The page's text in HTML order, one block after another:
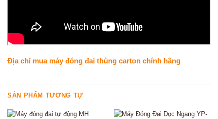
Địa chỉ mua máy đóng đai thùng carton chính hãng
SẢN PHẨM TƯƠNG TỰ